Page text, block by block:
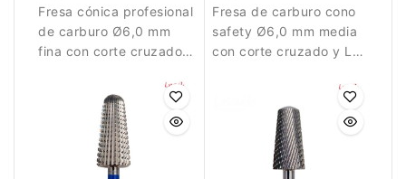
Fresa cónica profesional
de carburo Ø6,0 mm
fina con corte cruzado
recubrimiento DLC y AL
14,6 mm. Ideal para
trabajos de precisión y
acabado en gel y
Fresa de carburo cono
safety Ø6,0 mm media
con corte cruzado y LT
redondeada permite
trabajar con mayor
seguridad cerca de la
cutícula y ofrece un
buen equilibrio entre